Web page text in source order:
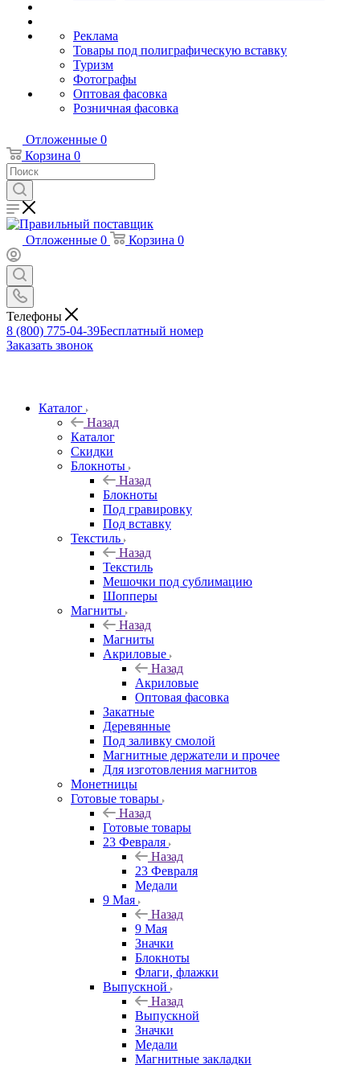
Реклама
Товары под полиграфическую вставку
Туризм
Фотографы
Оптовая фасовка
Розничная фасовка
Отложенные 0
Корзина 0
Отложенные 0 Корзина 0
Телефоны
8 (800) 775-04-39Бесплатный номер
Заказать звонок
Каталог
Назад
Каталог
Скидки
Блокноты
Назад
Блокноты
Под гравировку
Под вставку
Текстиль
Назад
Текстиль
Мешочки под сублимацию
Шопперы
Магниты
Назад
Магниты
Акриловые
Назад
Акриловые
Оптовая фасовка
Закатные
Деревянные
Под заливку смолой
Магнитные держатели и прочее
Для изготовления магнитов
Монетницы
Готовые товары
Назад
Готовые товары
23 Февраля
Назад
23 Февраля
Медали
9 Мая
Назад
9 Мая
Значки
Блокноты
Флаги, флажки
Выпускной
Назад
Выпускной
Значки
Медали
Магнитные закладки